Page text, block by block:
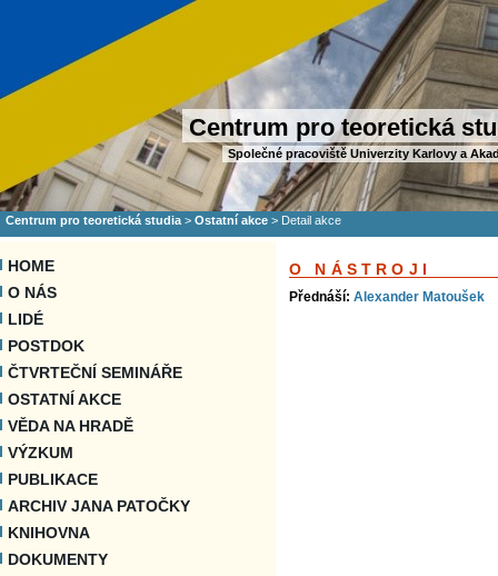
Centrum pro teoretická
Společné pracoviště Univerzity Karlovy a
Centrum pro teoretická studia > Ostatní akce > Detail akce
HOME
O NÁS
LIDÉ
POSTDOK
ČTVRTEČNÍ SEMINÁŘE
OSTATNÍ AKCE
VĚDA NA HRADĚ
VÝZKUM
PUBLIKACE
ARCHIV JANA PATOČKY
KNIHOVNA
DOKUMENTY
O NÁSTROJI
Přednáší: Alexander Matoušek